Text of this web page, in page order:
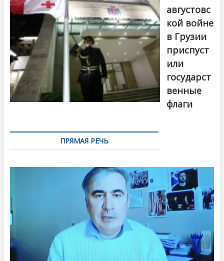
августовс
кой войне
в Грузии
приспуст
или
государст
венные
флаги
ПРЯМАЯ РЕЧЬ